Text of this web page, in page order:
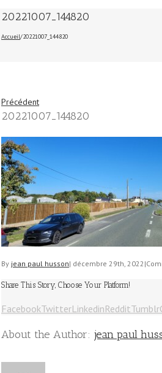
20221007_144820
Accueil/20221007_144820
Précédent
20221007_144820
By jean paul husson| décembre 29th, 2022 |
Share This Story, Choose Your Platform!
FacebookTwitterLinkedinRedditTumblr
About the Author: jean paul